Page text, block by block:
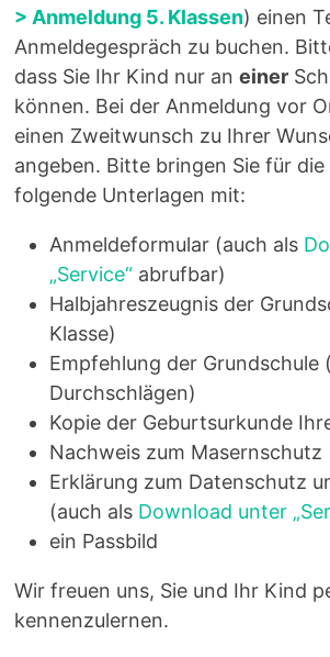
> Anmeldung 5. Klassen) einen
Anmeldegespräch zu buchen.
dass Sie Ihr Kind nur aneiner
können. Bei der Anmeldung vor
einen Zweitwunsch zu Ihrer
angeben. Bitte bringen Sie für die
folgende Unterlagen mit:
Anmeldeformular (auch als
„Service“ abrufbar)
Halbjahreszeugnis der
Klasse)
Empfehlung der Grundschule
Durchschlägen)
Kopie der Geburtsurkunde
Nachweis zum Masernschutz
Erklärung zum Datenschutz
(auch als Download unter
ein Passbild
Wir freuen uns, Sie und Ihr Kind
kennenzulernen.